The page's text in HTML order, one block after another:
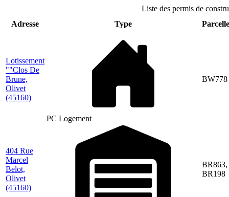
Liste des permis de
Adresse
Type
Lotissement
""Clos De
Brune,
Olivet
(45160)
PC Logement
BW778
404 Rue
Marcel
Belot,
Olivet
(45160)
BR863,
BR198